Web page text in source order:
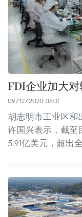
FDI企业加大
09/12/2020 08:31
胡志明市工业区和
许国兴表示，截至
5.91亿美元，超出